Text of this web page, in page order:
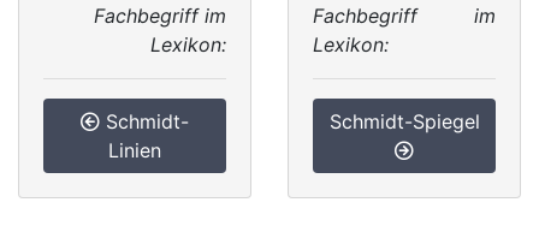
Fachbegriff im
Lexikon:
Schmidt-
Linien
Fachbegriff im
Lexikon:
Schmidt-Spiegel